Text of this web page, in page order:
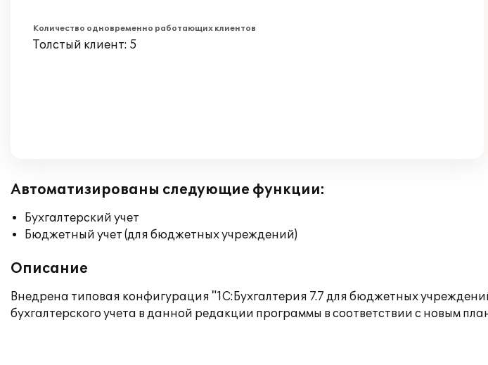
Количество одновременно работающих клиентов
Толстый клиент: 5
Автоматизированы следующие функции:
Бухгалтерский учет
Бюджетный учет (для бюджетных учреждений)
Описание
Внедрена типовая конфигурация "1С:Бухгалтерия 7.7 для бюджетных
бухгалтерского учета в данной редакции программы в соответствии с новым